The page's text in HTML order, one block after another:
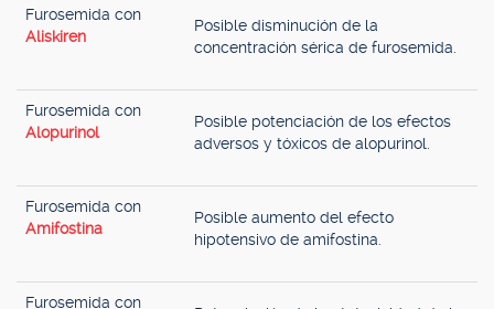
Furosemida con
Aliskiren
Posible disminución de la
concentración sérica de furosemida.
Furosemida con
Alopurinol
Posible potenciación de los efectos
adversos y tóxicos de alopurinol.
Furosemida con
Amifostina
Posible aumento del efecto
hipotensivo de amifostina.
Furosemida con